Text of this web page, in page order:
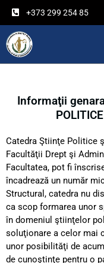
содержимому
+373 299 254 85
Informaţii
Catedra Ştiinţe Politice
Facultăţii Drept şi
Facultatea, pot fi
încadrează un număr
Structural, catedra nu
ca scop formarea unor
în domeniul ştiinţelor
soluţionare a celor mai
unor posibilităţi de
de cunoştinţe pentru o